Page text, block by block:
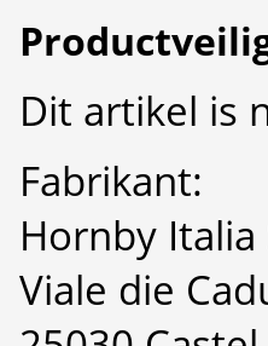
Dit artikel is
Fabrikant:
Hornby Italia
Viale die